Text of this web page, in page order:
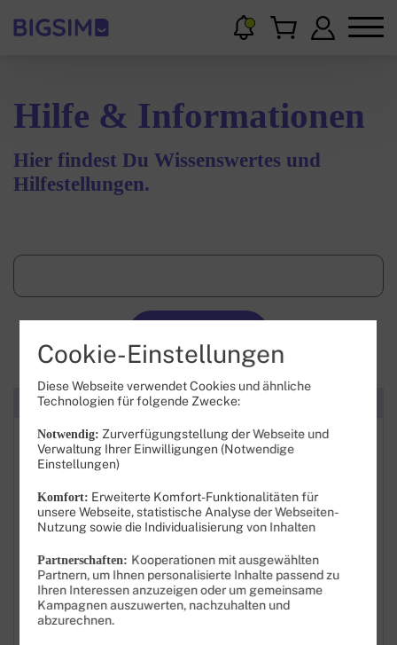
Hilfe & Informationen
Hier findest Du Wissenswertes und
Hilfestellungen.
Kategorien
FAQ: Am häufigsten gesucht
Anbieterwechsel
Bestellen
Festnetz-Sperren
Festnetz-Rufnummern
Cookie-Einstellungen
Diese Webseite verwendet Cookies und ähnliche
Technologien für folgende Zwecke:
Notwendig: Zurverfügungstellung der Webseite und
Verwaltung Ihrer Einwilligungen (Notwendige
Einstellungen)
Komfort: Erweiterte Komfort-Funktionalitäten für
unsere Webseite, statistische Analyse der Webseiten-
Nutzung sowie die Individualisierung von Inhalten
Partnerschaften: Kooperationen mit ausgewählten
Partnern, um Ihnen personalisierte Inhalte passend zu
Ihren Interessen anzuzeigen oder um gemeinsame
Kampagnen auszuwerten, nachzuhalten und
abzurechnen.